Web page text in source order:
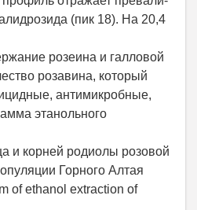
(пик 18). На 20,4
розеина и галловой
розавина, который
антимикробные,
этанольного
и корней родиолы розовой
Горного Алтая
of ethanol extraction of